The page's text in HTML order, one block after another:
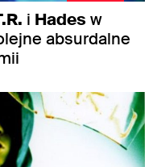
i Hades w
absurdalne